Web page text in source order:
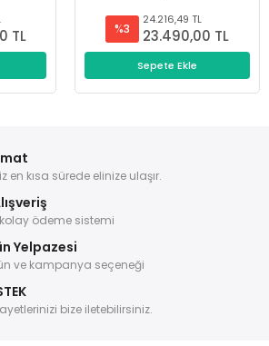
TL %3
24.216,49 TL
23.490,00 TL
Sepete Ekle
en kısa sürede elinize ulaşır.
ödeme sistemi
Yelpazesi
ve kampanya seçeneği
bize iletebilirsiniz.